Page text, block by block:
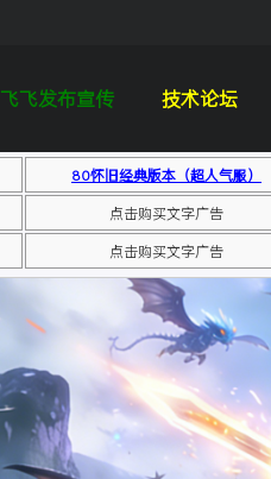
飞飞发布宣传 技术论坛
80怀旧经典版本（超人气服）
点击购买文字广告
点击购买文字广告